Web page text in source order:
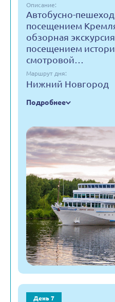
Описание:
Автобусно-
посещением
обзорная
посещением
смотровой…
Маршрут дня:
Нижний Новгород
Подробнее
День 7